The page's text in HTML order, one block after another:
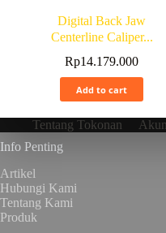
Digital Back Jaw
Centerline Caliper...
Rp14.179.000
Add to cart
Tentang Tokonan
Info Penting
Artikel
Hubungi Kami
Tentang Kami
Produk